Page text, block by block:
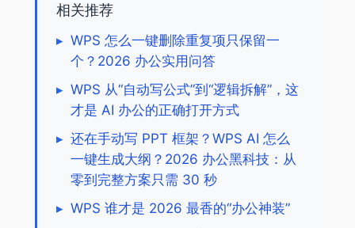
相关推荐
▸ WPS 怎么一键删除重复项只保留一
个？2026 办公实用问答
▸ WPS 从“自动写公式”到“逻辑拆解”，这
才是 AI 办公的正确打开方式
▸ 还在手动写 PPT 框架？WPS AI 怎么
一键生成大纲？2026 办公黑科技：从
零到完整方案只需 30 秒
▸ WPS 谁才是 2026 最香的“办公神装”